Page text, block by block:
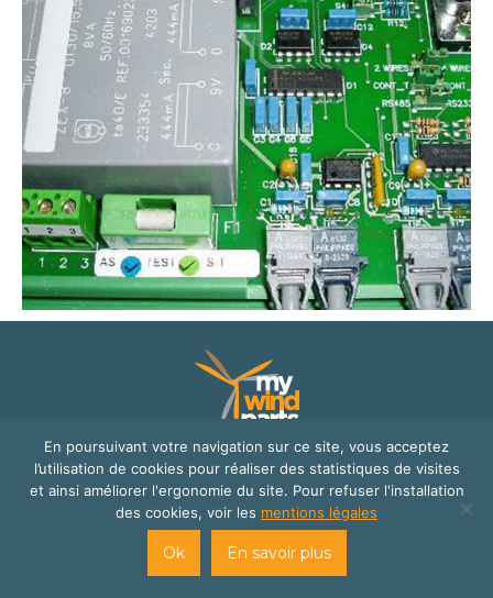
© Mywindparts 2016
site internet créé parCats Eye Design | Agence web Aveyron
etFlorence Cailloux | Communication d'entreprise
En poursuivant votre navigation sur ce site, vous acceptez
l’utilisation de cookies pour réaliser des statistiques de visites
et ainsi améliorer l'ergonomie du site. Pour refuser l'installation
des cookies, voir les mentions légales
Ok En savoir plus